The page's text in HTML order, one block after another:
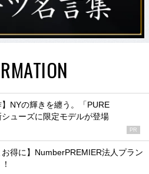
】NYの輝きを纏う。「PURE
ューズに限定モデルが登場
PR
お得に】NumberPREMIER法人プラン